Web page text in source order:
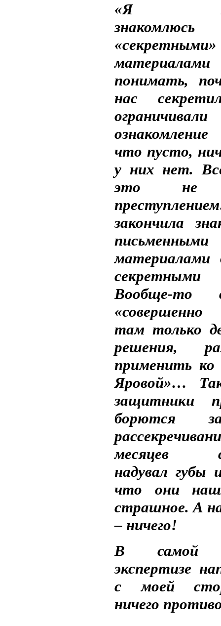
«Я
«секретными»
понимать,
нас
ограничивали
что пусто,
у них нет.
это не
закончила
письменными
материалами
Вообще-то
«совершенно
там только
решения,
применить ко
Яровой»…
защитники
борются
месяцев
надувал губы
что они
страшное. А
– ничего!
В самой
экспертизе
с моей
ничего